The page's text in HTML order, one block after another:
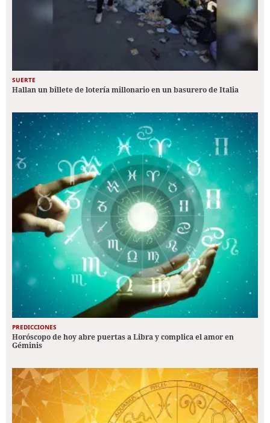
SUERTE
Hallan un billete de lotería millonario en un basurero de Italia
PREDICCIONES
Horóscopo de hoy abre puertas a Libra y complica el amor en
Géminis